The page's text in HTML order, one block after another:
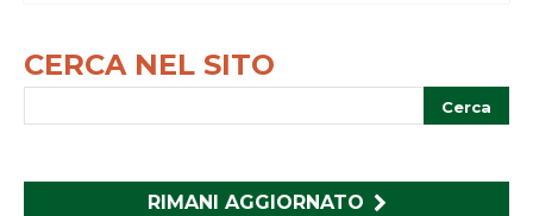
CERCA NEL SITO
RIMANI AGGIORNATO